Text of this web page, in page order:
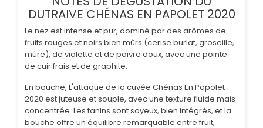
DUTRAIVE CHÉNAS EN PAPOLET 2020
Le nez est intense et pur, dominé par des arômes de
fruits rouges et noirs bien mûrs (cerise burlat, groseille,
mûre), de violette et de poivre doux, avec une pointe
de cuir frais et de graphite.
En bouche, L'attaque de la cuvée Chénas En Papolet
2020 est juteuse et souple, avec une texture fluide mais
concentrée. Les tanins sont soyeux, bien intégrés, et la
bouche offre un équilibre remarquable entre fruit,